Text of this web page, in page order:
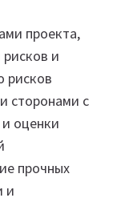
проекта,
и
рисков
сторонами с
оценки
прочных
и